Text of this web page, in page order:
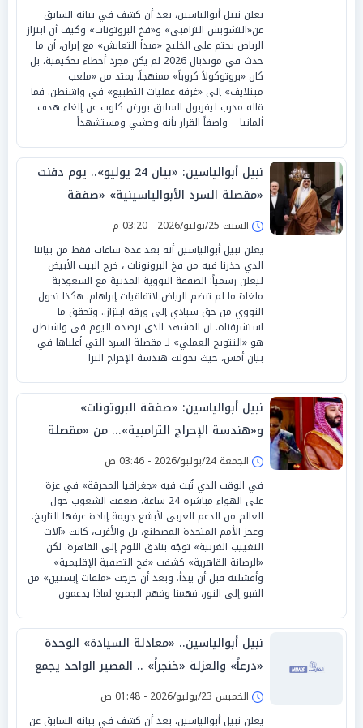
يعلن نبيل أبوالياسين، بعد أن كشف في بيانه السابق
عن«التشويش الترامبي» و«فخ البروتونات» وكيف أن ابتزاز
الرياض يحتم على الخليج «مبدأ التعايش» مع إيران، أن ما
حدث في مونديال 2026 لم يكن مجرد أخطاء تحكيمية، بل
كان «بروتوكولاً كروياً» ممنهجاً، يمتد من «ملعب
ميتلايف» إلى «غرفة عمليات التطبيع» في واشنطن. فما
قاله مدرب ليفربول السابق يورغن كلوب عن إلغاء هدف
ألمانيا – واصفاً القرار بأنه وحشي ومستشهداً
نبيل أبوالياسين: «بيان 24 يوليو».. يوم دفنت
«مقصلة السرد الأبوالياسينية» «صفقة
البروتونات» وكشف ابتزاز الرياض
السبت 25/يوليو/2026 - 03:20 م
يعلن نبيل أبوالياسين أنه بعد عدة ساعات فقط من بياننا
الذي حذرنا فيه من فخ البروتونات ، خرج البيت الأبيض
ليعلن رسمياً: الصفقة النووية المدنية مع السعودية
ملغاة ما لم تنضم الرياض لاتفاقيات إبراهام. هكذا تحول
النووي من حق سيادي إلى ورقة ابتزاز.. وتحقق ما
استشرفناه. ان المشهد الذي نرصده اليوم في واشنطن
هو «التتويج العملي» لـ مقصلة السرد التي أعلناها في
بيان أمس، حيث تحولت هندسة الإحراج الترا
نبيل أبوالياسين: «صفقة البروتونات»
و«هندسة الإحراج الترامبية»... من «مقصلة
السرد الأبوالياسينية» إلى رفض ابتزاز
السعودية
الجمعة 24/يوليو/2026 - 03:46 ص
في الوقت الذي تُبث فيه «جغرافيا المحرقة» في غزة
على الهواء مباشرة 24 ساعة، صعقت الشعوب حول
العالم من الدعم الغربي لأبشع جريمة إبادة عرفها التاريخ.
وعجز الأمم المتحدة المصطنع، بل والأغرب، كانت «آلات
التغييب الغربية» توجّه بنادق اللوم إلى القاهرة. لكن
«الرصانة القاهرية» كشفت «فخ التصفية الإقليمية»
وأفشلته قبل أن يبدأ. وبعد أن خرجت «ملفات إبستين» من
القبو إلى النور، فهمنا وفهم الجميع لماذا يدعمون
نبيل أبوالياسين.. «معادلة السيادة» الوحدة
«درعاً» والعزلة «خنجراً» .. المصير الواحد يجمع
الأشقاء «الرياض وأبوظبي»
الخميس 23/يوليو/2026 - 01:48 ص
يعلن نبيل أبوالياسين، بعد أن كشف في بيانه السابق عن